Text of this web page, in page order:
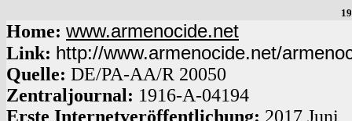
Home: www.armenocide.net
Link: http://www.armenocide.net/
Quelle: DE/PA-AA/R 20050
Zentraljournal: 1916-A-04194
Erste Internetveröffentlichung: 2017 Juni